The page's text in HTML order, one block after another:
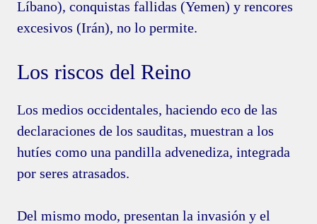
Líbano), conquistas fallidas (Yemen) y rencores
excesivos (Irán), no lo permite.
Los riscos del Reino
Los medios occidentales, haciendo eco de las
declaraciones de los sauditas, muestran a los
hutíes como una pandilla advenediza, integrada
por seres atrasados.
Del mismo modo, presentan la invasión y el